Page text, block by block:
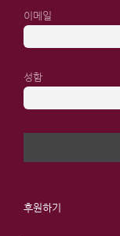
이메일
성함
후원하기